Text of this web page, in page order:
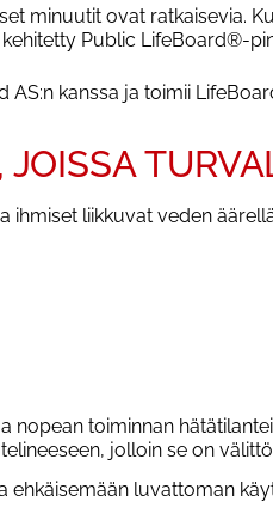
minuutit ovat ratkaisevia.
Public LifeBoard®-
kanssa ja toimii
ihmiset liikkuvat veden
toiminnan
jolloin se on
ehkäisemään luvattoman